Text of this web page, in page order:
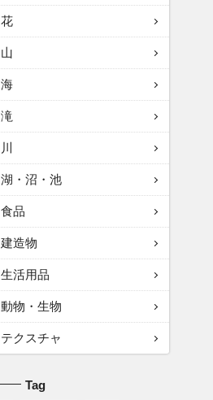
花
山
海
滝
川
湖・沼・池
食品
建造物
生活用品
動物・生物
テクスチャ
Tag